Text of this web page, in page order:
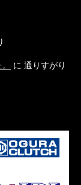
に 通りすがり